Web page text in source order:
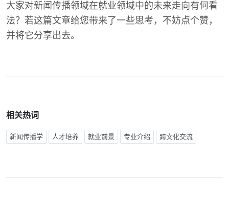
大家对新闻传播领域在就业领域中的未来走向有何看
法？若这篇文章给您带来了一些思考，不妨点个赞，
并将它分享出去。
相关热词
新闻传播学 人才培养 就业前景 专业介绍 跨文化交流